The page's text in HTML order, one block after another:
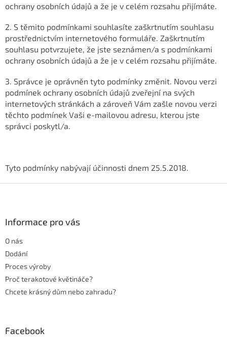
ochrany osobních údajů a že je v celém rozsahu přijímáte.
2. S těmito podmínkami souhlasíte zaškrtnutím souhlasu
prostřednictvím internetového formuláře. Zaškrtnutím
souhlasu potvrzujete, že jste seznámen/a s podmínkami
ochrany osobních údajů a že je v celém rozsahu přijímáte.
3. Správce je oprávněn tyto podmínky změnit. Novou verzi
podmínek ochrany osobních údajů zveřejní na svých
internetových stránkách a zároveň Vám zašle novou verzi
těchto podmínek Vaši e-mailovou adresu, kterou jste
správci poskytl/a.
Tyto podmínky nabývají účinnosti dnem 25.5.2018.
Informace pro vás
O nás
Dodání
Proces výroby
Proč terakotové květináče?
Chcete krásný dům nebo zahradu?
Facebook